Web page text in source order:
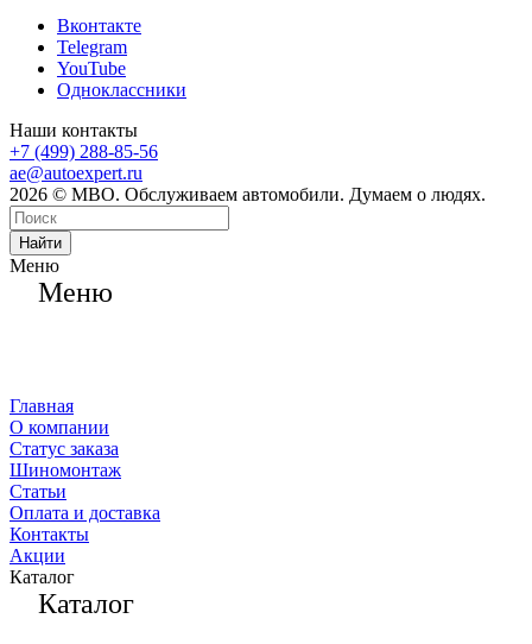
Вконтакте
Telegram
YouTube
Одноклассники
Наши контакты
+7 (499) 288-85-56
ae@autoexpert.ru
2026 © МВО. Обслуживаем автомобили. Думаем о людях.
Найти
Меню
Меню
Главная
О компании
Статус заказа
Шиномонтаж
Статьи
Оплата и доставка
Контакты
Акции
Каталог
Каталог